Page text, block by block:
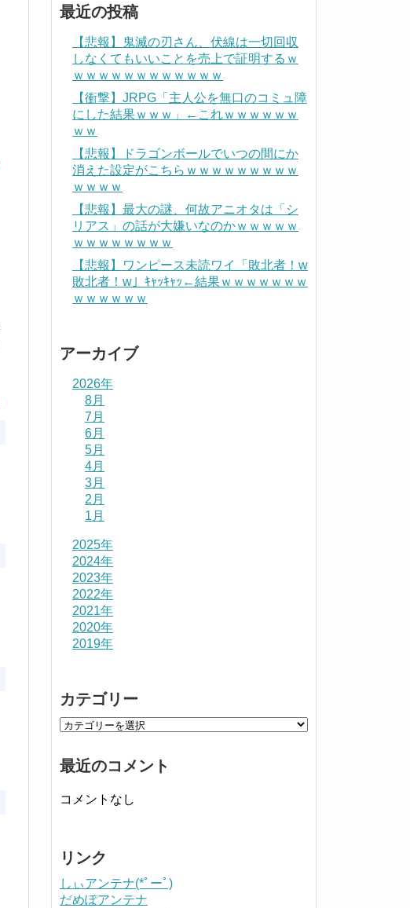
最近の投稿
【悲報】鬼滅の刃さん、伏線は一切回収
しなくてもいいことを売上で証明するｗ
ｗｗｗｗｗｗｗｗｗｗｗｗ
【衝撃】JRPG「主人公を無口のコミュ障
にした結果ｗｗｗ」←これｗｗｗｗｗｗ
ｗｗ
【悲報】ドラゴンボールでいつの間にか
消えた設定がこちらｗｗｗｗｗｗｗｗｗ
ｗｗｗｗ
【悲報】最大の謎、何故アニオタは「シ
リアス」の話が大嫌いなのかｗｗｗｗｗ
ｗｗｗｗｗｗｗｗ
【悲報】ワンピース未読ワイ「敗北者！w
敗北者！w」ｷｬｯｷｬｯ←結果ｗｗｗｗｗｗｗ
ｗｗｗｗｗｗ
アーカイブ
2026年
8月
7月
6月
5月
4月
3月
2月
1月
2025年
2024年
2023年
2022年
2021年
2020年
2019年
カテゴリー
最近のコメント
コメントなし
リンク
しぃアンテナ(*ﾟーﾟ)
だめぽアンテナ